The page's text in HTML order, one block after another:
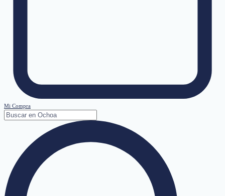
Mi Compra